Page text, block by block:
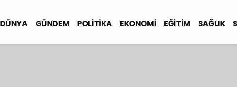
DÜNYA GÜNDEM POLİTİKA EKONOMİ EĞİTİM SAĞLIK